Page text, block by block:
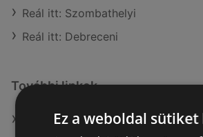
Reál itt: Szombathelyi
Reál itt: Debreceni
További linkek
A(z) Reál ajánlatai
Ez a weboldal sütiket